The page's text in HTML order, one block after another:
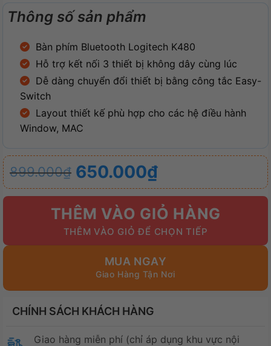
Thông số sản phẩm
Bàn phím Bluetooth Logitech K480
Hỗ trợ kết nối 3 thiết bị không dây cùng lúc
Dễ dàng chuyển đổi thiết bị bằng công tắc Easy-
Switch
Layout thiết kế phù hợp cho các hệ điều hành
Window, MAC
899.000₫
Giá
gốc
899.000₫.
650.000₫
Giá
hiện
650.000₫.
THÊM VÀO GIỎ HÀNG
MUA NGAY
CHÍNH SÁCH KHÁCH HÀNG
Giao hàng miễn phí (chỉ áp dụng khu vực nội